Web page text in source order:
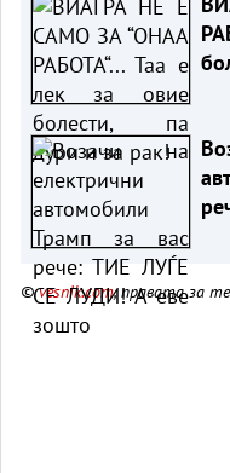
©vesnik.com, правата за